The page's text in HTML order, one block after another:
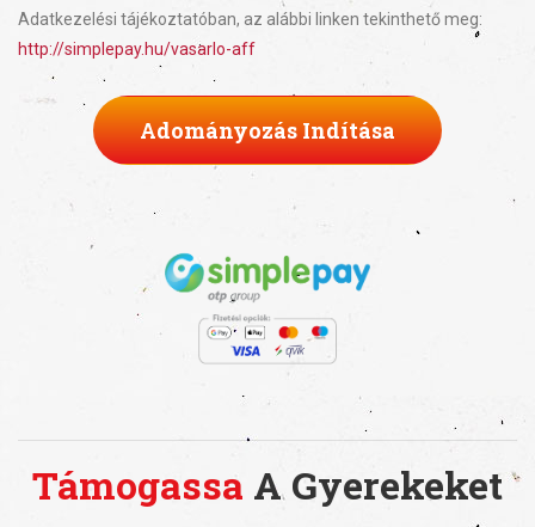
Adatkezelési tájékoztatóban, az alábbi linken tekinthető meg:
http://simplepay.hu/vasarlo-aff
Adományozás Indítása
Támogassa A Gyerekeket